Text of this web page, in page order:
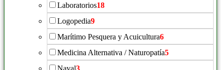
Laboratorios18
Logopedia9
Marítimo Pesquera y Acuicultura6
Medicina Alternativa / Naturopatía5
Naval3